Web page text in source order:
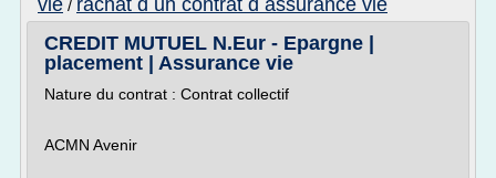
vie / rachat d un contrat d assurance vie
CREDIT MUTUEL N.Eur - Epargne |
placement | Assurance vie
Nature du contrat : Contrat collectif
ACMN Avenir